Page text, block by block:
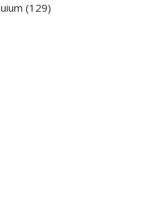
(129)